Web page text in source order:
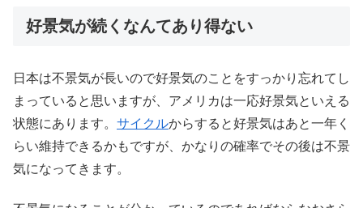
好景気が続くなんてあり得ない
日本は不景気が長いので好景気のことをすっかり忘れてし
まっていると思いますが、アメリカは一応好景気といえる
状態にあります。 サイクルからすると好景気はあと一年く
らい維持できるかもですが、かなりの確率でその後は不景
気になってきます。